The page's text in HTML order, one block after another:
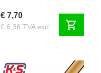
€ 7,70
€ 6,36 TVA excl. shopping_cart